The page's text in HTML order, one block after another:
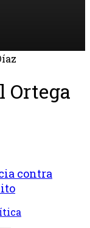
Ortega
contra